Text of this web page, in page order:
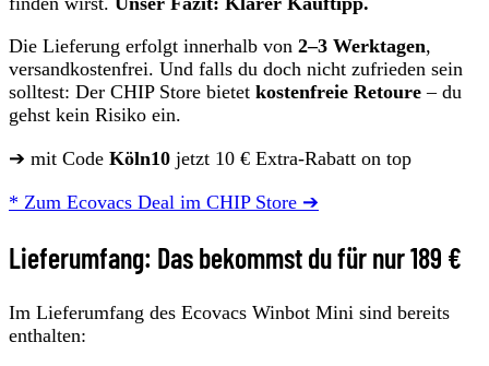
Die Lieferung erfolgt innerhalb von 2–3 Werktagen,
versandkostenfrei. Und falls du doch nicht zufrieden sein
solltest: Der CHIP Store bietet kostenfreie Retoure – du
gehst kein Risiko ein.
➔ mit Code Köln10 jetzt 10 € Extra-Rabatt on top
* Zum Ecovacs Deal im CHIP Store ➔
Lieferumfang: Das bekommst du für nur 189 €
Im Lieferumfang des Ecovacs Winbot Mini sind bereits
enthalten: